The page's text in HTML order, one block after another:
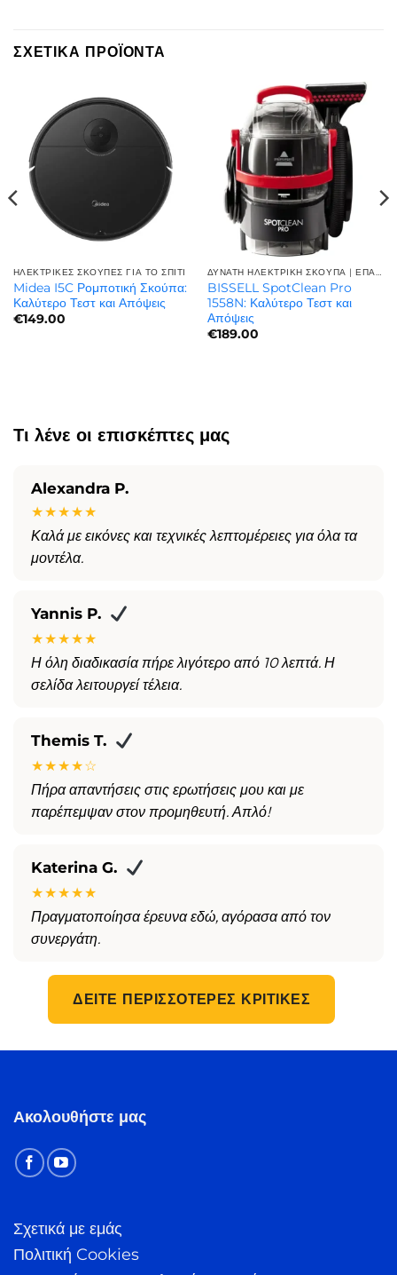
ΣΧΕΤΙΚΆ ΠΡΟΪΌΝΤΑ
ΗΛΕΚΤΡΙΚΈΣ ΣΚΟΎΠΕΣ ΓΙΑ ΤΟ ΣΠΊΤΙ
Midea I5C Ρομποτική Σκούπα:
Καλύτερο Τεστ και Απόψεις
€149.00
ΔΥΝΑΤΗ ΗΛΕΚΤΡΙΚΗ ΣΚΟΥΠΑ | ΕΠΑΓΓΕΛΜΑΤΙΚΉ ΙΣΧΎΣ
BISSELL SpotClean Pro
1558N: Καλύτερο Τεστ και
Απόψεις
€189.00
Τι λένε οι επισκέπτες μας
Alexandra P.
★★★★★
Καλά με εικόνες και τεχνικές λεπτομέρειες για όλα τα
μοντέλα.
Yannis P.
★★★★★
Η όλη διαδικασία πήρε λιγότερο από 10 λεπτά. Η
σελίδα λειτουργεί τέλεια.
Themis T.
★★★★☆
Πήρα απαντήσεις στις ερωτήσεις μου και με
παρέπεμψαν στον προμηθευτή. Απλό!
Katerina G.
★★★★★
Πραγματοποίησα έρευνα εδώ, αγόρασα από τον
συνεργάτη.
ΔΕΊΤΕ ΠΕΡΙΣΣΌΤΕΡΕΣ ΚΡΙΤΙΚΈΣ
Ακολουθήστε μας
Σχετικά με εμάς
Πολιτική Cookies